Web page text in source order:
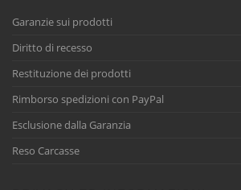
Garanzie sui prodotti
Diritto di recesso
Restituzione dei prodotti
Rimborso spedizioni con PayPal
Esclusione dalla Garanzia
Reso Carcasse